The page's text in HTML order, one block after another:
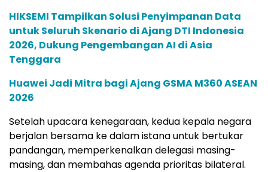
HIKSEMI Tampilkan Solusi Penyimpanan Data
untuk Seluruh Skenario di Ajang DTI Indonesia
2026, Dukung Pengembangan AI di Asia
Tenggara
Huawei Jadi Mitra bagi Ajang GSMA M360 ASEAN
2026
Setelah upacara kenegaraan, kedua kepala negara
berjalan bersama ke dalam istana untuk bertukar
pandangan, memperkenalkan delegasi masing-
masing, dan membahas agenda prioritas bilateral.